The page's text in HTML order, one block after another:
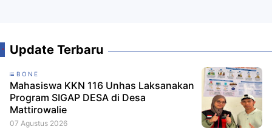
Update Terbaru
BONE
Mahasiswa KKN 116 Unhas Laksanakan
Program SIGAP DESA di Desa
Mattirowalie
07 Agustus 2026